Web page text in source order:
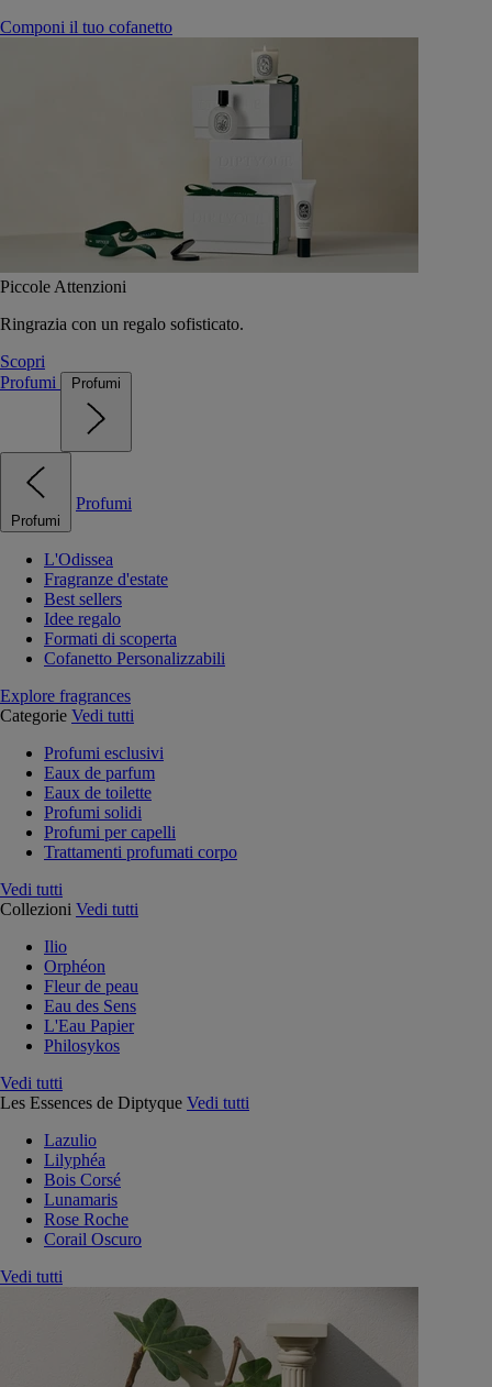
Componi il tuo cofanetto
Piccole Attenzioni
Ringrazia con un regalo sofisticato.
Scopri
Profumi
Profumi
Profumi
Profumi
L'Odissea
Fragranze d'estate
Best sellers
Idee regalo
Formati di scoperta
Cofanetto Personalizzabili
Explore fragrances
Categorie Vedi tutti
Profumi esclusivi
Eaux de parfum
Eaux de toilette
Profumi solidi
Profumi per capelli
Trattamenti profumati corpo
Vedi tutti
Collezioni Vedi tutti
Ilio
Orphéon
Fleur de peau
Eau des Sens
L'Eau Papier
Philosykos
Vedi tutti
Les Essences de Diptyque Vedi tutti
Lazulio
Lilyphéa
Bois Corsé
Lunamaris
Rose Roche
Corail Oscuro
Vedi tutti